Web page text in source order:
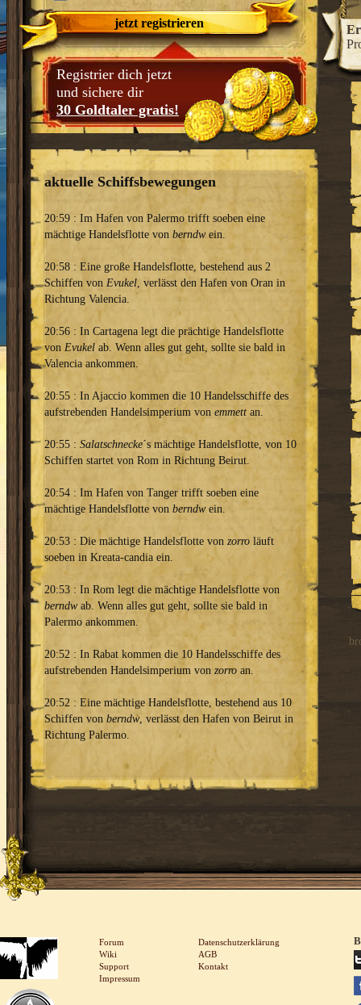
jetzt registrieren
Registrier dich jetzt
und sichere dir
30 Goldtaler gratis!
aktuelle Schiffsbewegungen
20:59 : Im Hafen von Palermo trifft soeben eine
mächtige Handelsflotte von berndwein.
20:58 : Eine große Handelsflotte, bestehend aus 2
Schiffen von Evukel, verlässt den Hafen von Oran in
Richtung Valencia.
20:56 : In Cartagena legt die prächtige Handelsflotte
von Evukel ab. Wenn alles gut geht, sollte sie bald in
Valencia ankommen.
20:55 : In Ajaccio kommen die 10 Handelsschiffe des
aufstrebenden Handelsimperium von emmett an.
20:55 : Salatschnecke´s mächtige Handelsflotte, von 10
Schiffen startet von Rom in Richtung Beirut.
20:54 : Im Hafen von Tanger trifft soeben eine
mächtige Handelsflotte von berndwein.
20:53 : Die mächtige Handelsflotte von zorro läuft
soeben in Kreata-candia ein.
20:53 : In Rom legt die mächtige Handelsflotte von
berndwab. Wenn alles gut geht, sollte sie bald in
Palermo ankommen.
20:52 : In Rabat kommen die 10 Handelsschiffe des
aufstrebenden Handelsimperium von zorro an.
20:52 : Eine mächtige Handelsflotte, bestehend aus 10
Schiffen von berndw, verlässt den Hafen von Beirut in
Richtung Palermo.
Stadtfürsten!Ergreife machtvolle Ämter und
zu einer glanzvollen Handelsmetropole aus.
Forum
Wiki
Support
Impressum
Datenschutzerklärung
AGB
Kontakt